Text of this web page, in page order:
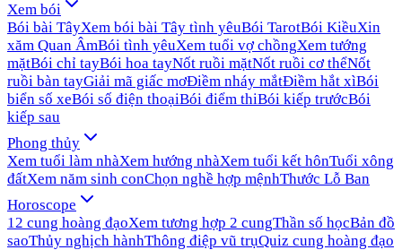
Xem bói
Bói bài TâyXem bói bài Tây tình yêuBói TarotBói KiềuXin
xăm Quan ÂmBói tình yêuXem tuổi vợ chồngXem tướng
mặtBói chỉ tayBói hoa tayNốt ruồi mặtNốt ruồi cơ thểNốt
ruồi bàn tayGiải mã giấc mơĐiềm nháy mắtĐiềm hắt xìBói
biển số xeBói số điện thoạiBói điểm thiBói kiếp trướcBói
kiếp sau
Phong thủy
Xem tuổi làm nhàXem hướng nhàXem tuổi kết hônTuổi xông
đấtXem năm sinh conChọn nghề hợp mệnhThước Lỗ Ban
Horoscope
12 cung hoàng đạoXem tương hợp 2 cungThần số họcBản đồ
saoThủy nghịch hànhThông điệp vũ trụQuiz cung hoàng đạo